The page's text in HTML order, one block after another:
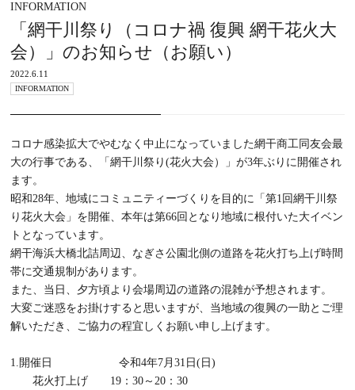
INFORMATION
「網干川祭り（コロナ禍 復興 網干花火大
会）」のお知らせ（お願い）
2022.6.11
INFORMATION
コロナ感染拡大でやむなく中止になっていました網干商工同友会最
大の行事である、「網干川祭り(花火大会）」が3年ぶりに開催され
ます。
昭和28年、地域にコミュニティーづくりを目的に「第1回網干川祭
り花火大会」を開催、本年は第66回となり地域に根付いた大イベン
トとなっています。
網干海浜大橋北詰周辺、なぎさ公園北側の道路を花火打ち上げ時間
帯に交通規制があります。
また、当日、夕方頃より会場周辺の道路の混雑が予想されます。
大変ご迷惑をお掛けすると思いますが、当地域の復興の一助とご理
解いただき、ご協力の程宜しくお願い申し上げます。
1.開催日 令和4年7月31日(日)
花火打上げ 19：30～20：30